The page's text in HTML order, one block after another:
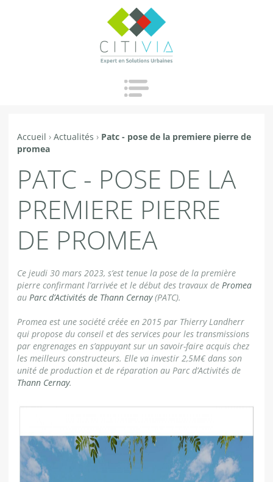
Jump to navigation
Vous
ici
Accueil › Actualités › Patc - pose de la premiere pierre de
promea
PATC - POSE DE LA
PREMIERE PIERRE
DE PROMEA
Ce jeudi 30 mars 2023, s’est tenue la pose de la première
pierre confirmant l’arrivée et le début des travaux de Promea
au Parc d’Activités de Thann Cernay(PATC).
Promea est une société créée en 2015 par Thierry Landherr
qui propose du conseil et des services pour les transmissions
par engrenages en s’appuyant sur un savoir-faire acquis chez
les meilleurs constructeurs. Elle va investir 2,5M€ dans son
unité de production et de réparation au Parc d’Activités de
Thann Cernay.